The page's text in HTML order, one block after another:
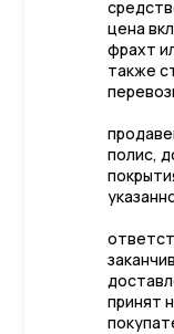
цена
фрахт
также
полис,
принят